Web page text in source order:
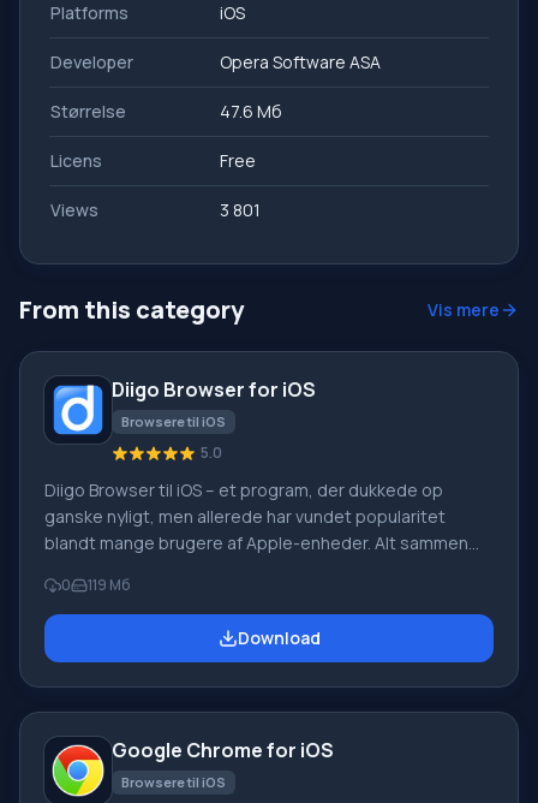
Platforms iOS
Developer Opera Software ASA
Størrelse 47.6 Мб
Licens Free
Views 3 801
From this category Vis mere
Diigo Browser for iOS
Browsere til iOS
5.0
Diigo Browser til iOS – et program, der dukkede op
ganske nyligt, men allerede har vundet popularitet
blandt mange brugere af Apple-enheder. Alt sammen
funktioner til arbejde og fritid på internettet. Du skal
downloade Diigo Browser til iOS, hvis du vil surfe på
websider med alle bekvemmeligheder – i administration
0 119 Мб
Download
Google Chrome for iOS
Browsere til iOS